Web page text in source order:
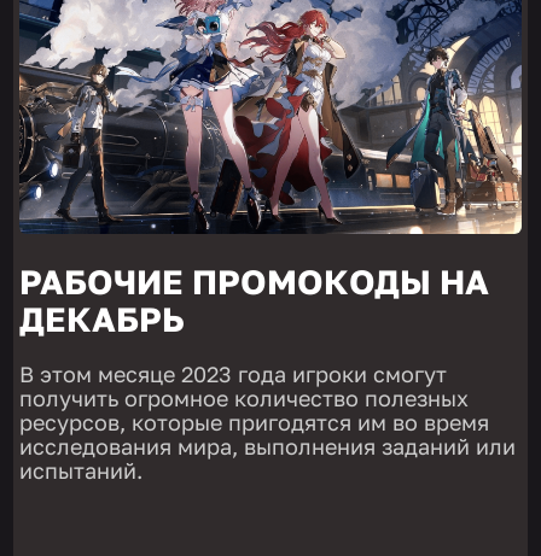
РАБОЧИЕ ПРОМОКОДЫ НА
ДЕКАБРЬ
В этом месяце 2023 года игроки смогут
получить огромное количество полезных
ресурсов, которые пригодятся им во время
исследования мира, выполнения заданий или
испытаний.